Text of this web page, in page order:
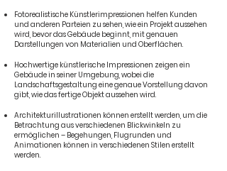
Fotorealistische Künstlerimpressionen helfen Kunden
und anderen Parteien zu sehen, wie ein Projekt aussehen
wird, bevor das Gebäude beginnt, mit genauen
Darstellungen von Materialien und Oberflächen.
Hochwertige künstlerische Impressionen zeigen ein
Gebäude in seiner Umgebung, wobei die
Landschaftsgestaltung eine genaue Vorstellung davon
gibt, wie das fertige Objekt aussehen wird.
Architekturillustrationen können erstellt werden, um die
Betrachtung aus verschiedenen Blickwinkeln zu
ermöglichen – Begehungen, Flugrunden und
Animationen können in verschiedenen Stilen erstellt
werden.